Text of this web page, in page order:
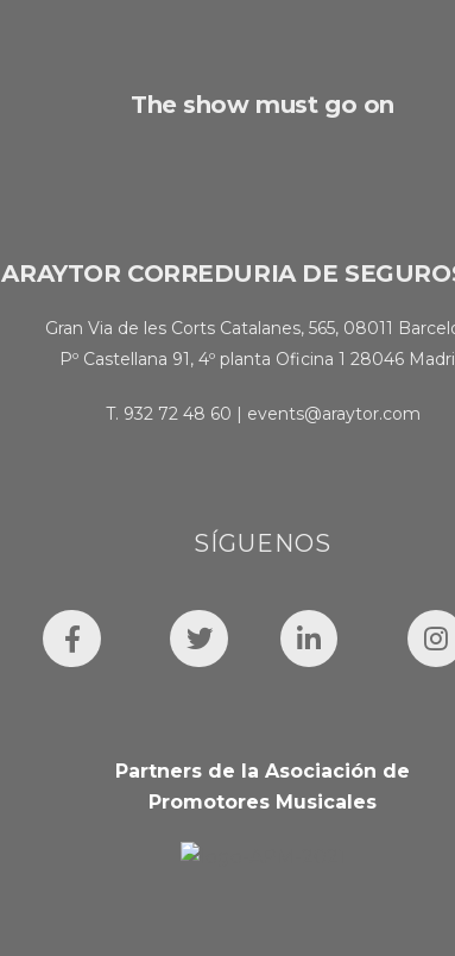
The show must go on
ARAYTOR CORREDURIA DE
Gran Via de les Corts Catalanes, 565, 08011
Pº Castellana 91, 4º planta Oficina 1 28046
T. 932 72 48 60 | events@araytor.com
SÍGUENOS
Partners de la Asociación de
Promotores Musicales